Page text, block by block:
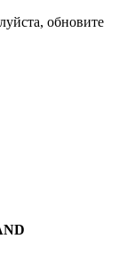
обновите